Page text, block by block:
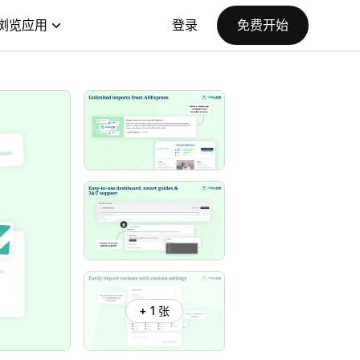
览应用 登录 免费开始
+ 1 张